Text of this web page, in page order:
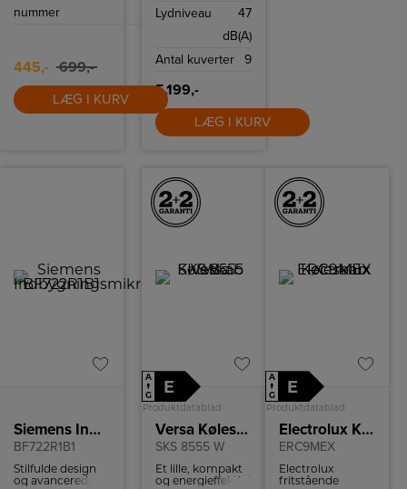
luner i sig selv,
temperaturkontrol,
kan du hurtigt få
varmen i
fødderne.
nummer
445,- 699,-
LÆG I KURV
Lydniveau
47
dB(A)
Antal kuverter
9
5.199,-
LÆG I KURV
Siemens Indbygningsmikroovn
BF722R1B1
Stilfulde design
og avancerede
A
↑
G
E
Produktdatablad
Versa Køleskab
SKS 8555 W
Et lille, kompakt
og energieffektivt
A
↑
G
E
Produktdatablad
Electrolux Køleskab
ERC9MEX
Electrolux
fritstående